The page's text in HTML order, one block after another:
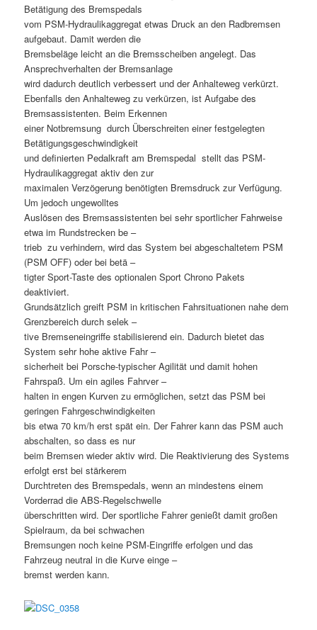
Betätigung des Bremspedals
vom PSM-Hydraulikaggregat etwas Druck an den Radbremsen
aufgebaut. Damit werden die
Bremsbeläge leicht an die Bremsscheiben angelegt. Das
Ansprechverhalten der Bremsanlage
wird dadurch deutlich verbessert und der Anhalteweg verkürzt.
Ebenfalls den Anhalteweg zu verkürzen, ist Aufgabe des
Bremsassistenten. Beim Erkennen
einer Notbremsung  durch Überschreiten einer festgelegten
Betätigungsgeschwindigkeit
und definierten Pedalkraft am Bremspedal  stellt das PSM-
Hydraulikaggregat aktiv den zur
maximalen Verzögerung benötigten Bremsdruck zur Verfügung.
Um jedoch ungewolltes
Auslösen des Bremsassistenten bei sehr sportlicher Fahrweise 
etwa im Rundstrecken be –
trieb  zu verhindern, wird das System bei abgeschaltetem PSM
(PSM OFF) oder bei betä –
tigter Sport-Taste des optionalen Sport Chrono Pakets
deaktiviert.
Grundsätzlich greift PSM in kritischen Fahrsituationen nahe dem
Grenzbereich durch selek –
tive Bremseneingriffe stabilisierend ein. Dadurch bietet das
System sehr hohe aktive Fahr –
sicherheit bei Porsche-typischer Agilität und damit hohen
Fahrspaß. Um ein agiles Fahrver –
halten in engen Kurven zu ermöglichen, setzt das PSM bei
geringen Fahrgeschwindigkeiten
bis etwa 70 km/h erst spät ein. Der Fahrer kann das PSM auch
abschalten, so dass es nur
beim Bremsen wieder aktiv wird. Die Reaktivierung des Systems
erfolgt erst bei stärkerem
Durchtreten des Bremspedals, wenn an mindestens einem
Vorderrad die ABS-Regelschwelle
überschritten wird. Der sportliche Fahrer genießt damit großen
Spielraum, da bei schwachen
Bremsungen noch keine PSM-Eingriffe erfolgen und das
Fahrzeug neutral in die Kurve einge –
bremst werden kann.